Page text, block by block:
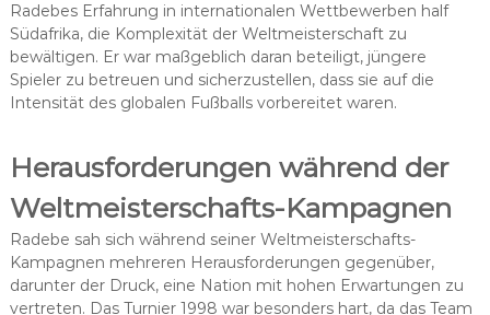
Radebes Erfahrung in internationalen Wettbewerben half
Südafrika, die Komplexität der Weltmeisterschaft zu
bewältigen. Er war maßgeblich daran beteiligt, jüngere
Spieler zu betreuen und sicherzustellen, dass sie auf die
Intensität des globalen Fußballs vorbereitet waren.
Herausforderungen während der
Weltmeisterschafts-Kampagnen
Radebe sah sich während seiner Weltmeisterschafts-
Kampagnen mehreren Herausforderungen gegenüber,
darunter der Druck, eine Nation mit hohen Erwartungen zu
vertreten. Das Turnier 1998 war besonders hart, da das Team